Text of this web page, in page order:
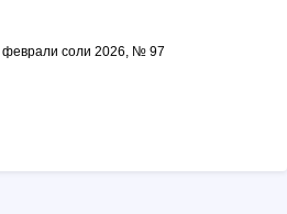
соли 2026, № 97